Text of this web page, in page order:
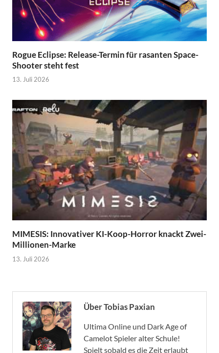
Rogue Eclipse: Release-Termin für rasanten Space-
Shooter steht fest
13. Juli 2026
MIMESIS: Innovativer KI-Koop-Horror knackt Zwei-
Millionen-Marke
13. Juli 2026
Über Tobias Paxian
Ultima Online und Dark Age of
Camelot Spieler alter Schule!
Spielt sobald es die Zeit erlaubt